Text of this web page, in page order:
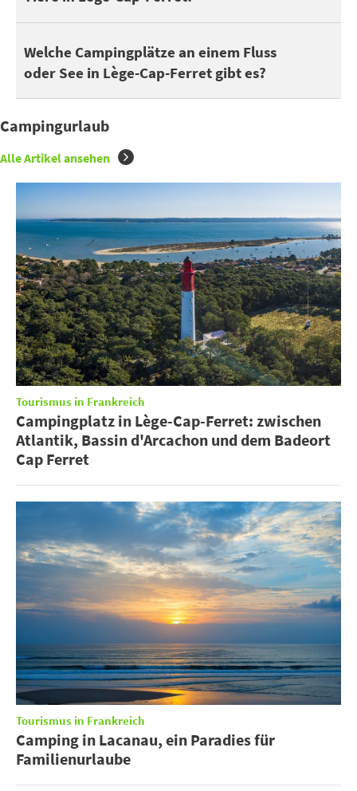
Welche Campingplätze an einem Fluss
oder See in Lège-Cap-Ferret gibt es?
Man kann 5 Campingplätze in Lège-Cap-Ferret an einem See
Campingurlaub
Alle Artikel ansehen
Tourismus in Frankreich
Campingplatz in Lège-Cap-Ferret: zwischen
Atlantik, Bassin d'Arcachon und dem Badeort
Cap Ferret
Tourismus in Frankreich
Camping in Lacanau, ein Paradies für
Familienurlaube